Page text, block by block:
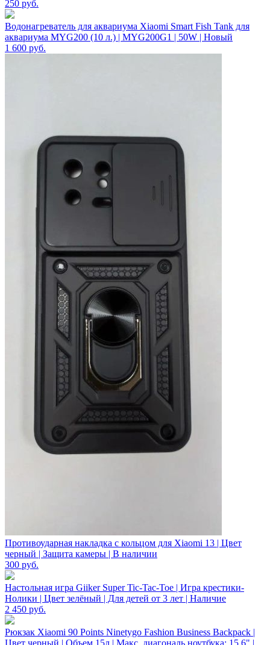
250 руб.
Водонагреватель для аквариума Xiaomi Smart Fish Tank для
аквариума MYG200 (10 л.) | MYG200G1 | 50W | Новый
1 600 руб.
Противоударная накладка с кольцом для Xiaomi 13 | Цвет
черный | Защита камеры | В наличии
300 руб.
Настольная игра Giiker Super Tic-Tac-Toe | Игра крестики-
Нолики | Цвет зелёный | Для детей от 3 лет | Наличие
2 450 руб.
Рюкзак Xiaomi 90 Points Ninetygo Fashion Business Backpack |